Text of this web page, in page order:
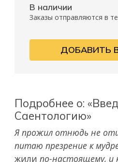
В наличии
Заказы отправляются в
ДОБАВИТЬ
Подробнее о:
Саентологию»
Я прожил отнюдь не
питаю презрение к
жили по-настоящему, и